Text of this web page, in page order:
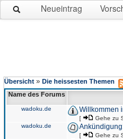
Neueintrag
Übersicht » Die heissesten Themen
Name des Forums
wadoku.de Willkommen
[ Gehe zu
wadoku.de
[ Gehe zu